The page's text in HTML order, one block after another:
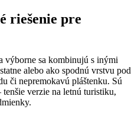
riešenie pre
výborne sa kombinujú s inými
alebo ako spodnú vrstvu pod
či nepremokavú pláštenku. Sú
verzie na letnú turistiku,